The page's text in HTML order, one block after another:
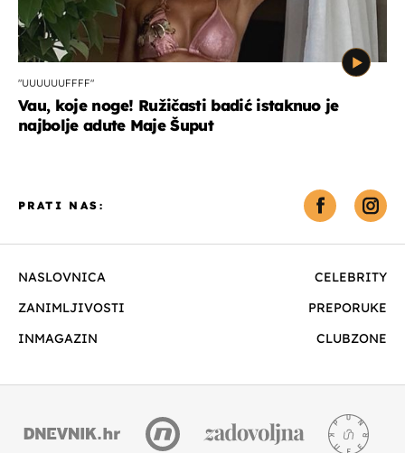
"UUUUUUFFFF"
Vau, koje noge! Ružičasti badić istaknuo je
najbolje adute Maje Šuput
NASLOVNICA
CELEBRITY
ZANIMLJIVOSTI
PREPORUKE
INMAGAZIN
CLUBZONE
PRATI NAS: